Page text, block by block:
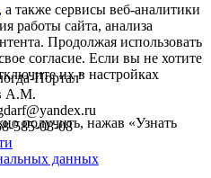
Портал"
А.М.
585-08-08
данных
, а также сервисы веб-аналитики
работы сайта, анализа
Продолжая использовать
согласие. Если вы не хотите
их в настройках
получить, нажав «Узнать